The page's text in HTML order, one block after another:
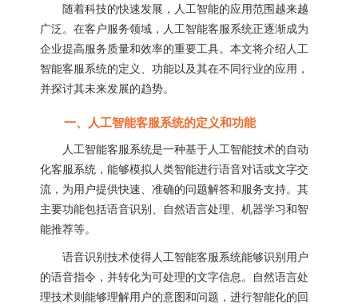
随着科技的快速发展，人工智能的应用范围越来越
广泛。在客户服务领域，人工智能客服系统正逐渐成为
企业提高服务质量和效率的重要工具。本文将介绍人工
智能客服系统的定义、功能以及其在不同行业的应用，
并探讨其未来发展的趋势。
一、人工智能客服系统的定义和功能
人工智能客服系统是一种基于人工智能技术的自动
化客服系统，能够模拟人类智能进行语音对话或文字交
流，为用户提供快速、准确的问题解答和服务支持。其
主要功能包括语音识别、自然语言处理、机器学习和智
能推荐等。
语音识别技术使得人工智能客服系统能够识别用户
的语音指令，并转化为可处理的文字信息。自然语言处
理技术则能够理解用户的意图和问题，进行智能化的回